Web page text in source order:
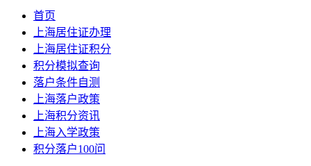
首页
上海居住证办理
上海居住证积分
积分模拟查询
落户条件自测
上海落户政策
上海积分资讯
上海入学政策
积分落户100问